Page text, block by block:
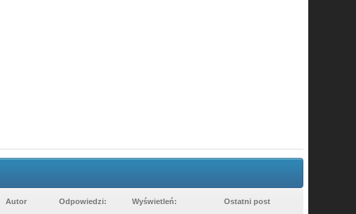
Autor Odpowiedzi: Wyświetleń: Ostatni post